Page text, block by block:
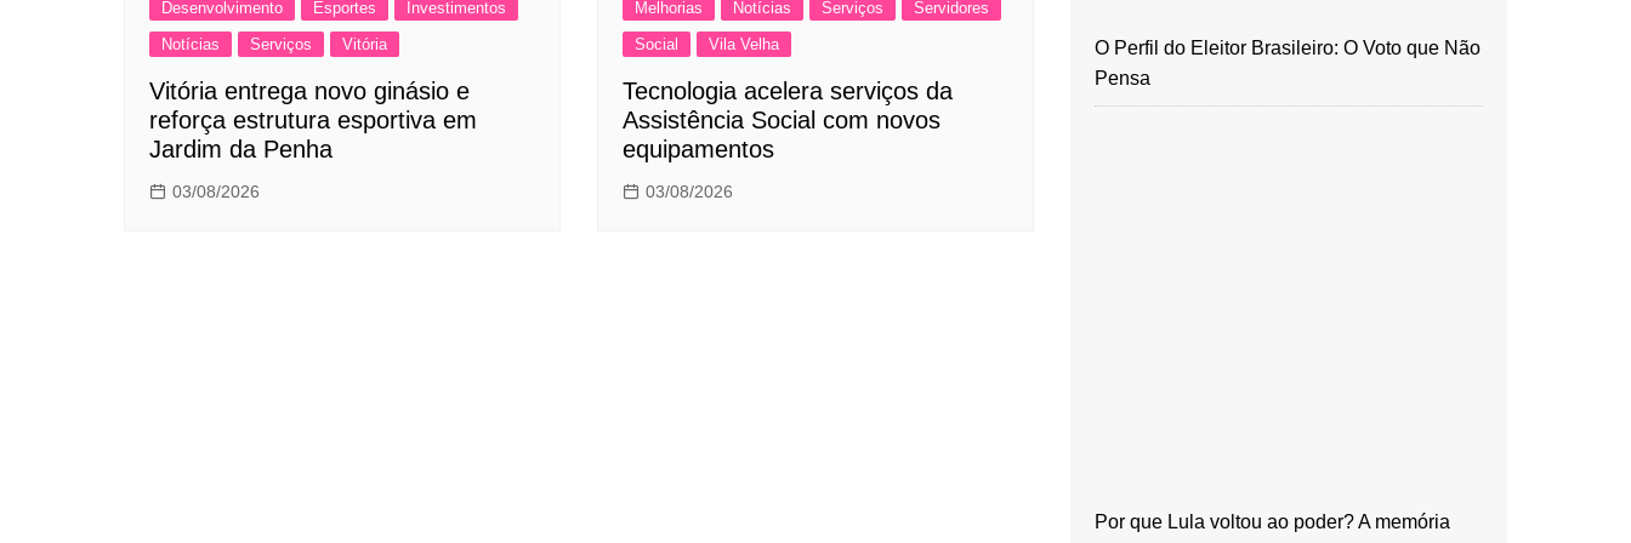
Desenvolvimento
Esportes
Investimentos
Notícias
Serviços Vitória
Vitória entrega novo ginásio e
reforça estrutura esportiva em
Jardim da Penha
03/08/2026
Melhorias
Notícias Serviços
Servidores
Social
Vila Velha
Tecnologia acelera serviços da
Assistência Social com novos
equipamentos
03/08/2026
O Perfil do Eleitor Brasileiro: O Voto que Não
Pensa
Por que Lula voltou ao poder? A memória